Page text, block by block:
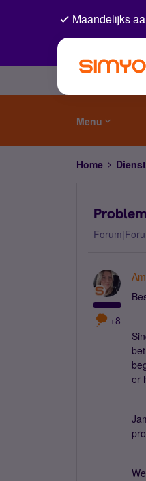
Maandelijks
Menu
Home
+8
er